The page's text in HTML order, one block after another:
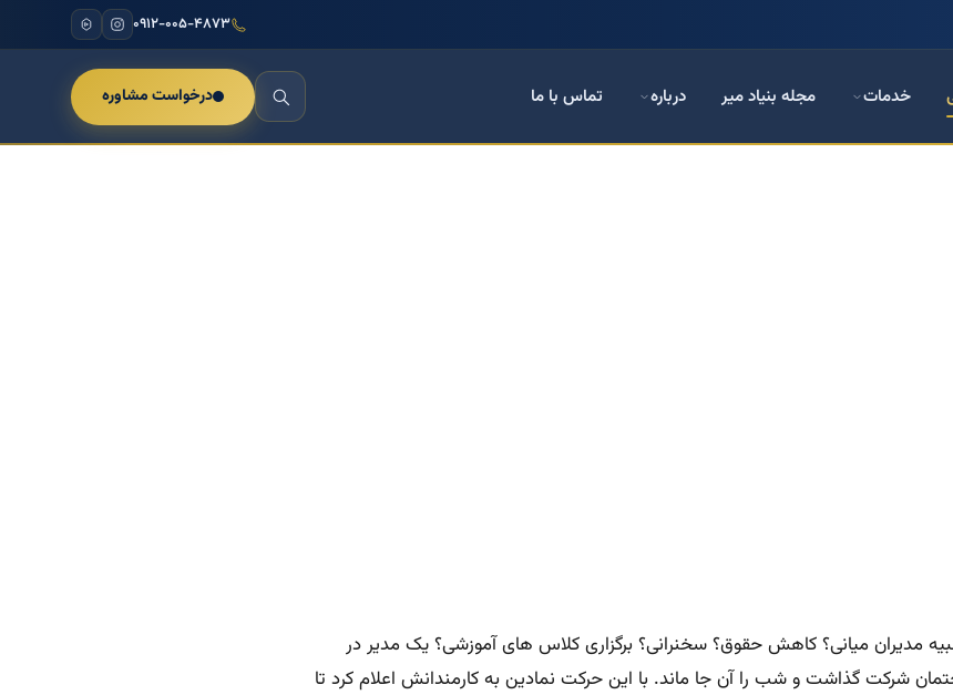
۰۹۱۲-۰۰۵-۴۸۷۳
خدمات مجله بنیاد میر درباره تماس با ما درخواست مشاوره
مدیران میانی؟ کاهش حقوق؟ سخنرانی؟ برگزاری کلاس های آموزشی؟ یک مدیر در
شرکت گذاشت و شب را آن جا ماند. با این حرکت نمادین به کارمندانش اعلام کرد تا